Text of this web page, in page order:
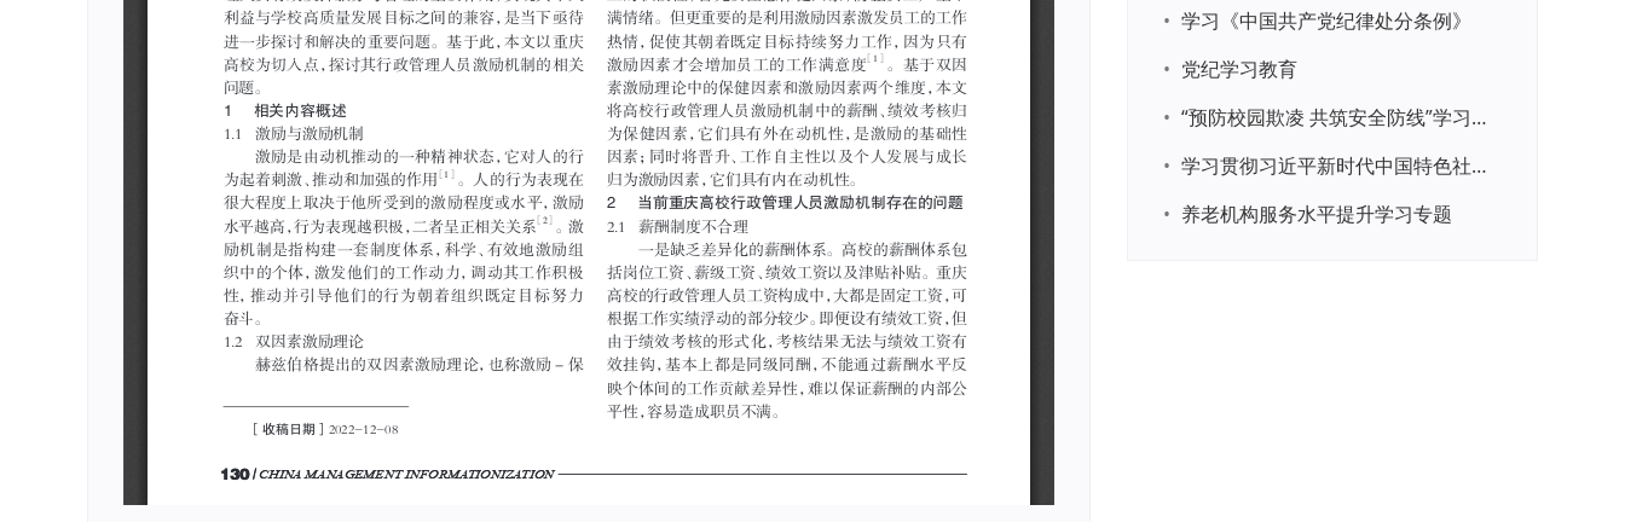
• 学习《中国共产党纪律处分条例》
• 党纪学习教育
•
“预防校园欺凌 共筑安全防线”学习专题
•
学习贯彻习近平新时代中国特色社会主义思想主题教育
• 养老机构服务水平提升学习专题